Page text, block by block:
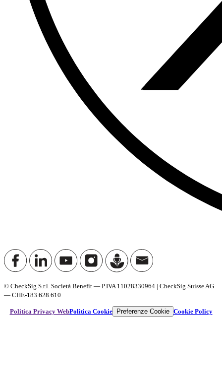
© CheckSig S.r.l. Società Benefit — P.IVA 11028330964 | CheckSig Suisse AG
— CHE-183.628.610
Politica Privacy WebPolitica Cookie Preferenze Cookie Cookie Policy